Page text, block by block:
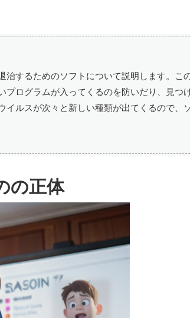
するためのソフトについて説明します。こ
ログラムが入ってくるのを防いだり、見つ
ルスが次々と新しい種類が出てくるので、
の正体